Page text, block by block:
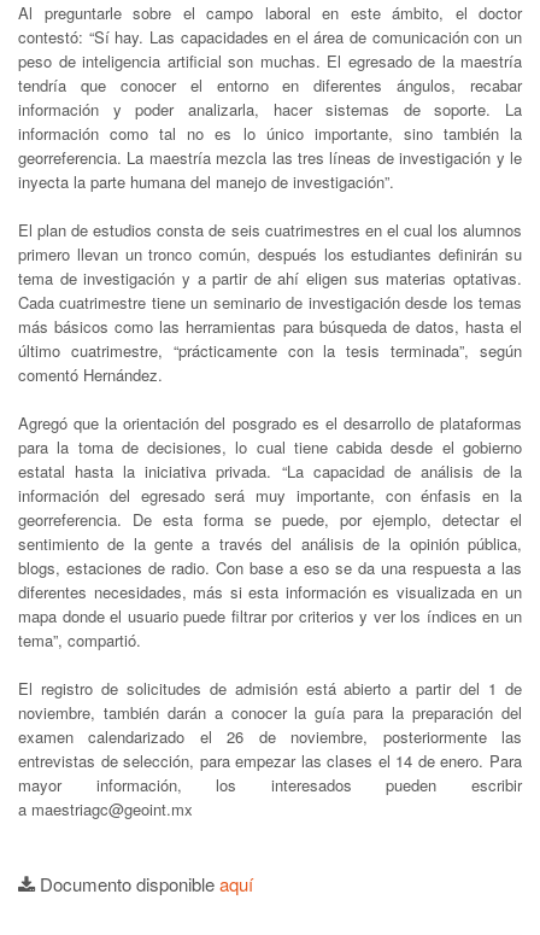
Al preguntarle sobre el campo laboral en este ámbito, el doctor
contestó: “Sí hay. Las capacidades en el área de comunicación con un
peso de inteligencia artificial son muchas. El egresado de la maestría
tendría que conocer el entorno en diferentes ángulos, recabar
información y poder analizarla, hacer sistemas de soporte. La
información como tal no es lo único importante, sino también la
georreferencia. La maestría mezcla las tres líneas de investigación y le
inyecta la parte humana del manejo de investigación”.
El plan de estudios consta de seis cuatrimestres en el cual los alumnos
primero llevan un tronco común, después los estudiantes definirán su
tema de investigación y a partir de ahí eligen sus materias optativas.
Cada cuatrimestre tiene un seminario de investigación desde los temas
más básicos como las herramientas para búsqueda de datos, hasta el
último cuatrimestre, “prácticamente con la tesis terminada”, según
comentó Hernández.
Agregó que la orientación del posgrado es el desarrollo de plataformas
para la toma de decisiones, lo cual tiene cabida desde el gobierno
estatal hasta la iniciativa privada. “La capacidad de análisis de la
información del egresado será muy importante, con énfasis en la
georreferencia. De esta forma se puede, por ejemplo, detectar el
sentimiento de la gente a través del análisis de la opinión pública,
blogs, estaciones de radio. Con base a eso se da una respuesta a las
diferentes necesidades, más si esta información es visualizada en un
mapa donde el usuario puede filtrar por criterios y ver los índices en un
tema”, compartió.
El registro de solicitudes de admisión está abierto a partir del 1 de
noviembre, también darán a conocer la guía para la preparación del
examen calendarizado el 26 de noviembre, posteriormente las
entrevistas de selección, para empezar las clases el 14 de enero. Para
mayor información, los interesados pueden escribir
a maestriagc@geoint.mx
Documento disponibleaquí